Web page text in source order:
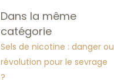
Dans la même
catégorie
Sels de nicotine : danger ou
révolution pour le sevrage
?